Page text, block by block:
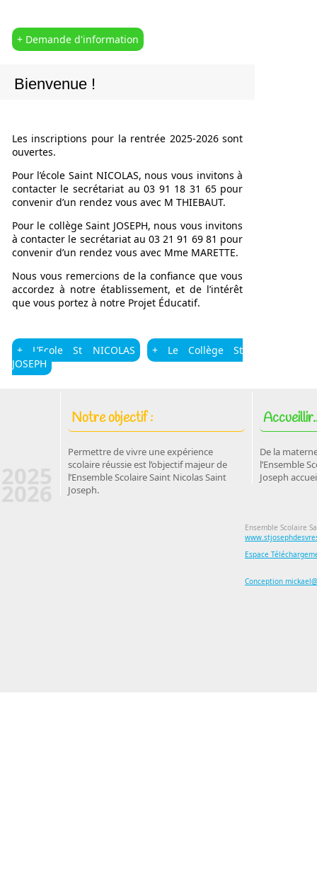
+ Demande d'information
Bienvenue !
Les inscriptions pour la rentrée 2025-2026 sont
ouvertes.
Pour l’école Saint NICOLAS, nous vous invitons à
contacter le secrétariat au 03 91 18 31 65 pour
convenir d’un rendez vous avec M THIEBAUT.
Pour le collège Saint JOSEPH, nous vous invitons
à contacter le secrétariat au 03 21 91 69 81 pour
convenir d’un rendez vous avec Mme MARETTE.
Nous vous remercions de la confiance que vous
accordez à notre établissement, et de l’intérêt
que vous portez à notre Projet Éducatif.
+ L’Ecole St NICOLAS
+ Le Collège St
JOSEPH
Notre objectif :
Permettre de vivre une expérience
scolaire réussie est l’objectif majeur de
l’Ensemble Scolaire Saint Nicolas Saint
Joseph.
De la
l’Ensemble
Joseph
Ensemble Scolaire
Espace
Conception